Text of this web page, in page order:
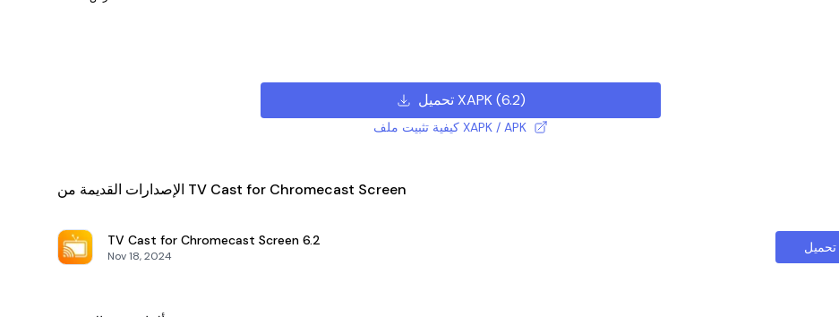
تحميل XAPK(6.2)
كيفية تثبيت ملف XAPK / APK
الإصدارات القديمة من TV Cast for Chromecast Screen
TV Cast for Chromecast Screen 6.2
Nov 18, 2024
تحميل